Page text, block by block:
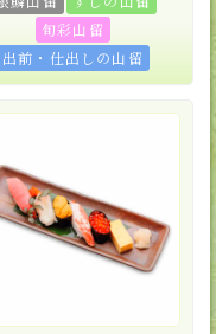
旬彩山留
出前・仕出しの山留